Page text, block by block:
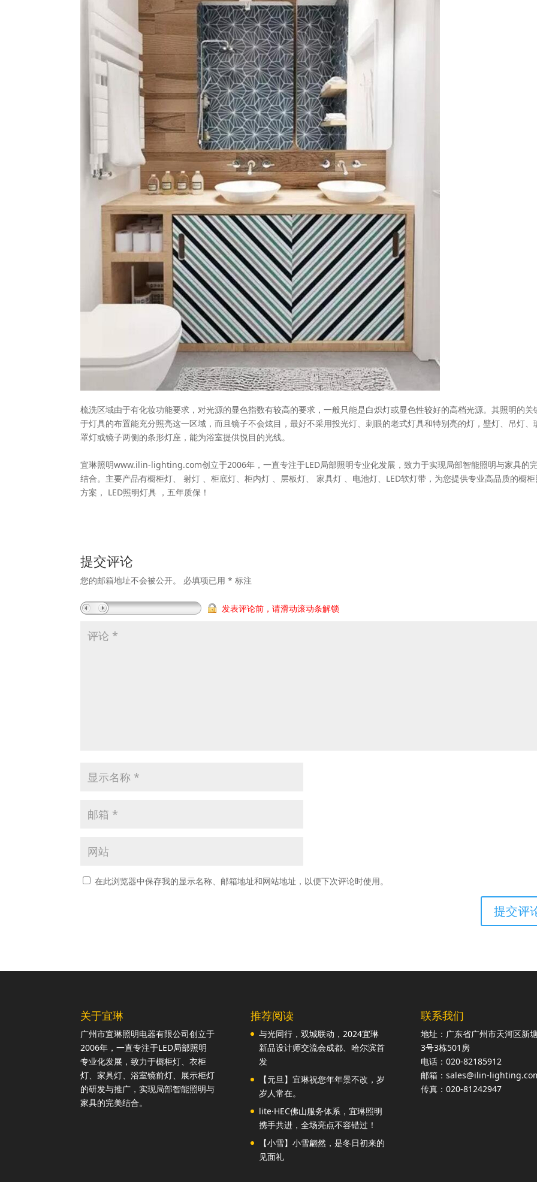
梳洗区域由于有化妆功能要求，对光源的显色指数有较高的要求，一般只能是白炽灯或显色性较好的高档光源。其照明的关
于灯具的布置能充分照亮这一区域，而且镜子不会炫目，最好不采用投光灯、刺眼的老式灯具和特别亮的灯，壁灯、吊灯、
罩灯或镜子两侧的条形灯座，能为浴室提供悦目的光线。
宜琳照明www.ilin-lighting.com创立于2006年，一直专注于LED局部照明专业化发展，致力于实现局部智能照明与家具的
结合。主要产品有橱柜灯、 射灯 、柜底灯、柜内灯 、层板灯、 家具灯 、电池灯、LED软灯带，为您提供专业高品质的橱
方案， LED照明灯具 ，五年质保！
提交评论
您的邮箱地址不会被公开。 必填项已用* 标注
发表评论前，请滑动滚动条解锁
在此浏览器中保存我的显示名称、邮箱地址和网站地址，以便下次评论时使用。
关于宜琳
广州市宜琳照明电器有限公司创立于
2006年，一直专注于LED局部照明
专业化发展，致力于橱柜灯、衣柜
灯、家具灯、浴室镜前灯、展示柜灯
的研发与推广，实现局部智能照明与
家具的完美结合。
推荐阅读
与光同行，双城联动，2024宜琳
新品设计师交流会成都、哈尔滨首
发
【元旦】宜琳祝您年年景不改，岁
岁人常在。
lite·HEC佛山服务体系，宜琳照明
携手共进，全场亮点不容错过！
【小雪】小雪翩然，是冬日初来的
见面礼
联系我们
地址：广东省广州市天河区新
3号3栋501房
电话：020-82185912
邮箱：sales@ilin-
传真：020-81242947